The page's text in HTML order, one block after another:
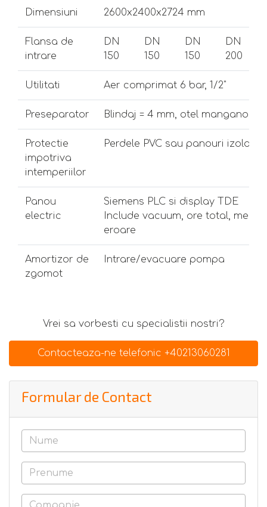
Dimensiuni 2600x2400x2724 mm
Flansa de
intrare
DN
150
DN
150
DN
150
DN
200
Utilitati Aer comprimat 6 bar, 1/2"
Preseparator Blindaj = 4 mm, otel manganos
Protectie
impotriva
intemperiilor
Perdele PVC sau panouri izolante
Panou
electric
Siemens PLC si display TDE
Include vacuum, ore total,
eroare
Amortizor de
zgomot
Intrare/evacuare pompa
Vrei sa vorbesti cu specialistii nostri?
Contacteaza-ne telefonic +40213060281
Formular de Contact